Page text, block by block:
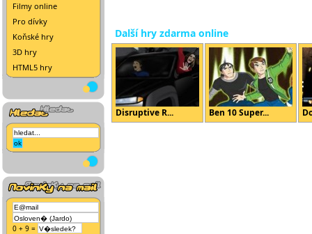
Filmy online
Pro dívky
Koňské hry
3D hry
HTML5 hry
0 + 9 =
Další hry zdarma online
Disruptive R... Ben 10 Super...